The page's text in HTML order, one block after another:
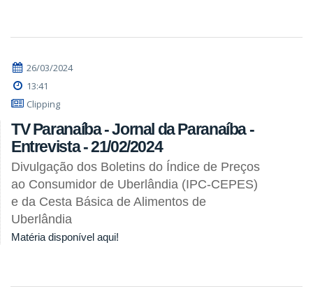
26/03/2024
13:41
Clipping
TV Paranaíba - Jornal da Paranaíba -
Entrevista - 21/02/2024
Divulgação dos Boletins do Índice de Preços
ao Consumidor de Uberlândia (IPC-CEPES)
e da Cesta Básica de Alimentos de
Uberlândia
Matéria disponível aqui!